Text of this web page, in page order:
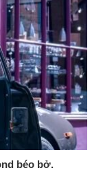
béo bở.